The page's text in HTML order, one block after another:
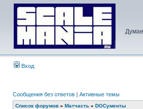
Вход
Сообщения без ответов | Активные темы
Список форумов » Матчасть » DOCументы